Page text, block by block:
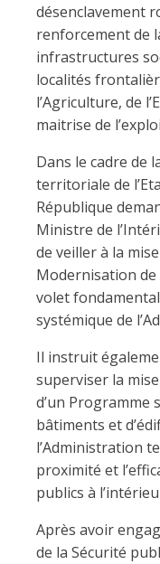
désenclavement
renforcement de
infrastructures
localités
l’Agriculture, de
maitrise de
Dans le cadre de
territoriale de
République
Ministre de
de veiller à la
Modernisation
volet
systémique de
Il instruit
superviser la
d’un Programme
bâtiments et
l’Administration
proximité et
publics à
Après avoir
de la Sécurité